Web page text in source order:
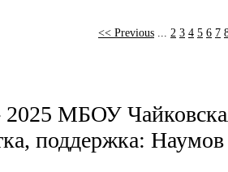
<< Previous ... 2 3 4 5 6 7
2025 МБОУ
поддержка: